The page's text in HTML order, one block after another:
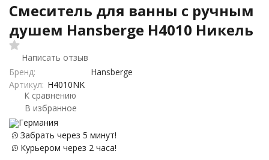
Смеситель для ванны с ручным
душем Hansberge H4010 Никель
Написать отзыв
Бренд:
Hansberge
Артикул: H4010NK
К сравнению
В избранное
Германия
Забрать через 5 минут!
Курьером через 2 часа!